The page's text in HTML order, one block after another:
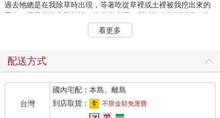
過去牠總是在我除草時出現，等著吃從草裡或土裡被我挖出來的
昆蟲。我帶著愧意對牠說，抱歉沒有雨，所以沒有草可以拔，沒
有地可以鋤，因此也沒有蚱蜢給你吃。
沒關係。胖胖用戴著黑眼罩的眼睛看著我。我會到你夢裡。
黑夜、黑土與黑色的山
Black Night, Black Earth, Black Range
醫護人員來幫忙運送遺體時，索菲跑過去幫忙抬著一角，她的身
看更多
配送方式
台灣
國內宅配：本島、離島
到店取貨：
不限金額免運費